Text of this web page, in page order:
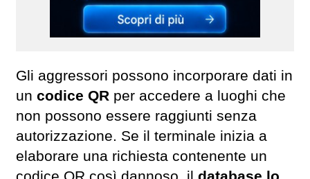
Gli aggressori possono incorporare dati in
un codice QR per accedere a luoghi che
non possono essere raggiunti senza
autorizzazione. Se il terminale inizia a
elaborare una richiesta contenente un